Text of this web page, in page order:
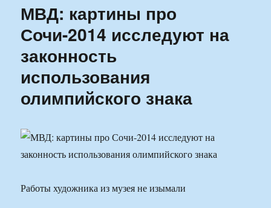
МВД: картины про
Сочи-2014 исследуют на
законность
использования
олимпийского знака
Работы художника из музея не изымали